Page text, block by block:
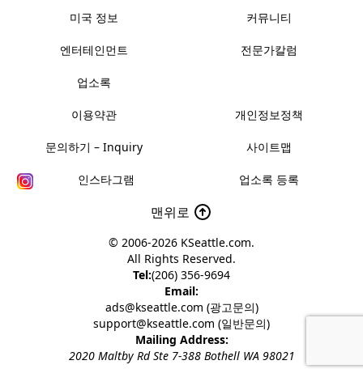
미국 정보 커뮤니티
엔터테인먼트 전문가칼럼
업소록
이용약관 개인정보정책
문의하기 – Inquiry 사이트맵
인스타그램 업소록 등록
맨위로
© 2006-2026 KSeattle.com.
All Rights Reserved.
Tel:(206) 356-9694
Email:
ads@kseattle.com (광고문의)
support@kseattle.com (일반문의)
Mailing Address:
2020 Maltby Rd Ste 7-388 Bothell WA 98021